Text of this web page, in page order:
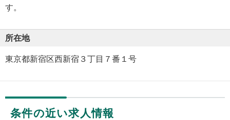
す。
所在地
東京都新宿区西新宿３丁目７番１号
条件の近い求人情報